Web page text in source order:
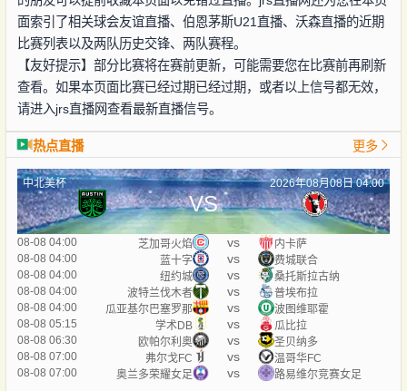
面索引了相关球会友谊直播、伯恩茅斯U21直播、沃森直播的近期
比赛列表以及两队历史交锋、两队赛程。
【友好提示】部分比赛将在赛前更新，可能需要您在比赛前再刷新
查看。如果本页面比赛已经过期已经过期，或者以上信号都无效，
请进入jrs直播网查看最新直播信号。
热点直播 更多
中北美杯 2026年08月08日 04:00
VS
08-08 04:00 芝加哥火焰 vs
内卡萨
08-08 04:00
蓝十字 vs
费城联合
08-08 04:00
纽约城 vs
桑托斯拉古纳
08-08 04:00
波特兰伐木者 vs
普埃布拉
08-08 04:00
瓜亚基尔巴塞罗那 vs
波图维耶霍
08-08 05:15
学术DB vs
瓜比拉
08-08 06:30
欧帕尔利奥 vs
圣贝纳多
08-08 07:00
弗尔戈FC vs
温哥华FC
08-08 07:00
奥兰多荣耀女足 vs 路易维尔竞赛女足